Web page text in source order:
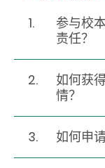
1.
参与校
责任？
2.
如何获
情？
3. 如何申